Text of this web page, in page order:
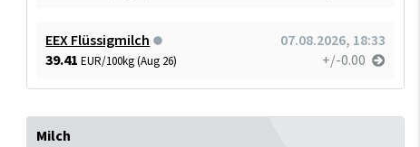
EEX Flüssigmilch
07.08.2026, 18:33
39.41 EUR/100kg (Aug 26) +/-0.00
Milch